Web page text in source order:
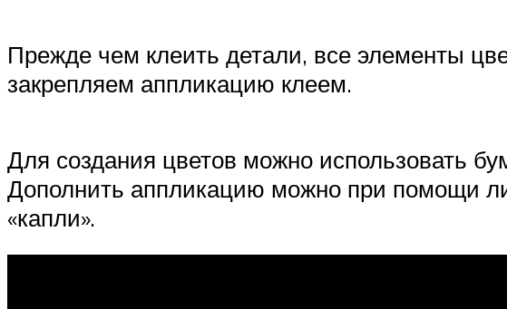
Прежде чем клеить детали, все элементы
закрепляем аппликацию клеем.
Для создания цветов можно использовать
Дополнить аппликацию можно при помощи
«капли».